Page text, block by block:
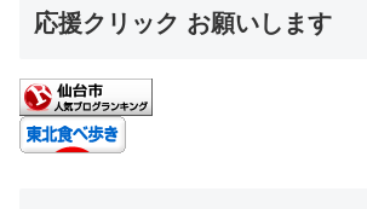
応援クリック お願いします